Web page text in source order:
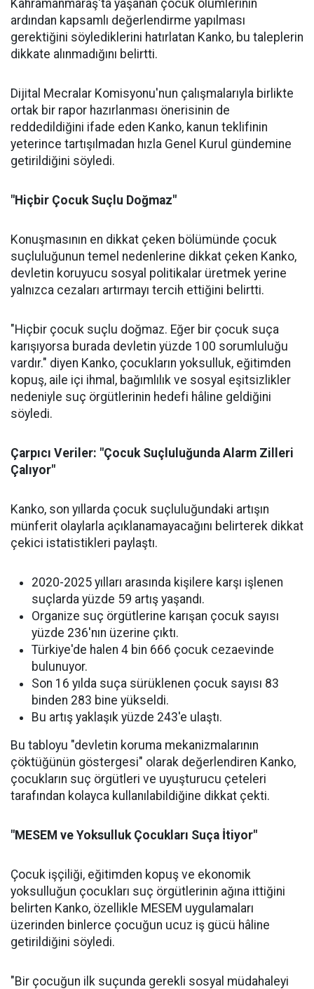
Kahramanmaraş'ta yaşanan çocuk ölümlerinin
ardından kapsamlı değerlendirme yapılması
gerektiğini söylediklerini hatırlatan Kanko, bu taleplerin
dikkate alınmadığını belirtti.
Dijital Mecralar Komisyonu'nun çalışmalarıyla birlikte
ortak bir rapor hazırlanması önerisinin de
reddedildiğini ifade eden Kanko, kanun teklifinin
yeterince tartışılmadan hızla Genel Kurul gündemine
getirildiğini söyledi.
"Hiçbir Çocuk Suçlu Doğmaz"
Konuşmasının en dikkat çeken bölümünde çocuk
suçluluğunun temel nedenlerine dikkat çeken Kanko,
devletin koruyucu sosyal politikalar üretmek yerine
yalnızca cezaları artırmayı tercih ettiğini belirtti.
"Hiçbir çocuk suçlu doğmaz. Eğer bir çocuk suça
karışıyorsa burada devletin yüzde 100 sorumluluğu
vardır." diyen Kanko, çocukların yoksulluk, eğitimden
kopuş, aile içi ihmal, bağımlılık ve sosyal eşitsizlikler
nedeniyle suç örgütlerinin hedefi hâline geldiğini
söyledi.
Çarpıcı Veriler: "Çocuk Suçluluğunda Alarm Zilleri
Çalıyor"
Kanko, son yıllarda çocuk suçluluğundaki artışın
münferit olaylarla açıklanamayacağını belirterek dikkat
çekici istatistikleri paylaştı.
2020-2025 yılları arasında kişilere karşı işlenen
suçlarda yüzde 59 artış yaşandı.
Organize suç örgütlerine karışan çocuk sayısı
yüzde 236'nın üzerine çıktı.
Türkiye'de halen 4 bin 666 çocuk cezaevinde
bulunuyor.
Son 16 yılda suça sürüklenen çocuk sayısı 83
binden 283 bine yükseldi.
Bu artış yaklaşık yüzde 243'e ulaştı.
Bu tabloyu "devletin koruma mekanizmalarının
çöktüğünün göstergesi" olarak değerlendiren Kanko,
çocukların suç örgütleri ve uyuşturucu çeteleri
tarafından kolayca kullanılabildiğine dikkat çekti.
"MESEM ve Yoksulluk Çocukları Suça İtiyor"
Çocuk işçiliği, eğitimden kopuş ve ekonomik
yoksulluğun çocukları suç örgütlerinin ağına ittiğini
belirten Kanko, özellikle MESEM uygulamaları
üzerinden binlerce çocuğun ucuz iş gücü hâline
getirildiğini söyledi.
"Bir çocuğun ilk suçunda gerekli sosyal müdahaleyi